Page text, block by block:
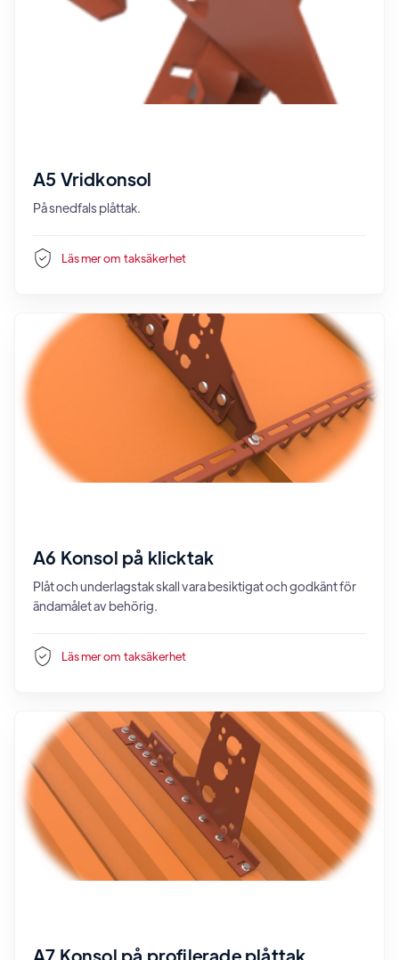
A5 Vridkonsol
På snedfals plåttak.
Läs mer om taksäkerhet
A6 Konsol på klicktak
Plåt och underlagstak skall vara besiktigat och godkänt för
ändamålet av behörig.
Läs mer om taksäkerhet
A7 Konsol på profilerade plåttak